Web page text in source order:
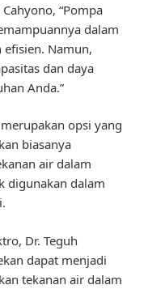
“Pompa
dalam
Namun,
dan daya
Anda.”
opsi yang
biasanya
air dalam
digunakan dalam
Dr. Teguh
dapat menjadi
tekanan air dalam